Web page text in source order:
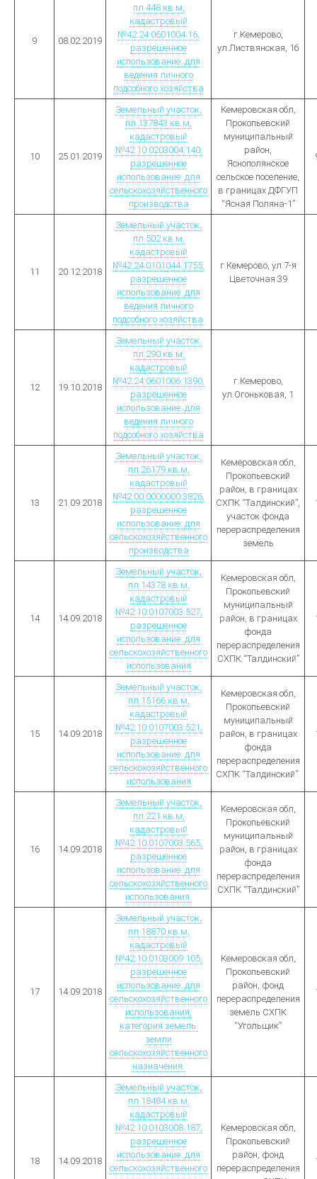
9 08.02.2019
пл.448 кв.м,
кадастровый
№42:24:0601004:16,
разрешенное
использование: для
ведения личного
подсобного хозяйства
г.Кемерово,
ул.Листвянская, 1б
10 25.01.2019
Земельный участок,
пл.137843 кв.м,
кадастровый
№42:10:0203004:140,
разрешенное
использование: для
сельскохозяйственного
производства
Кемеровская обл,
Прокопьевский
муниципальный
район,
Яснополянское
сельское поселение,
в границах ДФГУП
“Ясная Поляна-1”
11 20.12.2018
Земельный участок,
пл.502 кв.м,
кадастровый
№42:24:0101044:1755,
разрешенное
использование: для
ведения личного
подсобного хозяйства.
г.Кемерово, ул.7-я
Цветочная 39
12 19.10.2018
Земельный участок,
пл.290 кв.м,
кадастровый
№42:24:0601006:1390,
разрешенное
использование: для
ведения личного
подсобного хозяйства
г.Кемерово,
ул.Огоньковая, 1
13 21.09.2018
Земельный участок,
пл.26179 кв.м,
кадастровый
№42:00:0000000:3826,
разрешенное
использование: для
сельскохозяйственного
производства
Кемеровская обл,
Прокопьевский
район, в границах
СХПК “Талдинский”,
участок фонда
перераспределения
земель
14 14.09.2018
Земельный участок,
пл.14378 кв.м,
кадастровый
№42:10:0107003:527,
разрешенное
использование: для
сельскохозяйственного
использования
Кемеровская обл,
Прокопьевский
муниципальный
район, в границах
фонда
перераспределения
СХПК “Талдинский”
15 14.09.2018
Земельный участок,
пл.15166 кв.м,
кадастровый
№42:10:0107003:521,
разрешенное
использование: для
сельскохозяйственного
использования
Кемеровская обл,
Прокопьевский
муниципальный
район, в границах
фонда
перераспределения
СХПК “Талдинский”.
16 14.09.2018
Земельный участок,
пл.221 кв.м,
кадастровый
№42:10:0107003:565,
разрешенное
использование: для
сельскохозяйственного
использования.
Кемеровская обл,
Прокопьевский
муниципальный
район, в границах
фонда
перераспределения
СХПК “Талдинский”
17 14.09.2018
Земельный участок,
пл.18870 кв.м,
кадастровый
№42:10:0103009:105,
разрешенное
использование: для
сельскохозяйственного
использования,
категория земель:
земли
сельскохозяйственного
назначения.
Кемеровская обл,
Прокопьевский
район, фонд
перераспределения
земель СХПК
“Угольщик”
18 14.09.2018
Земельный участок,
пл.18484 кв.м,
кадастровый
№42:10:0103008:187,
разрешенное
использование: для
сельскохозяйственного
Кемеровская обл,
Прокопьевский
район, фонд
перераспределения